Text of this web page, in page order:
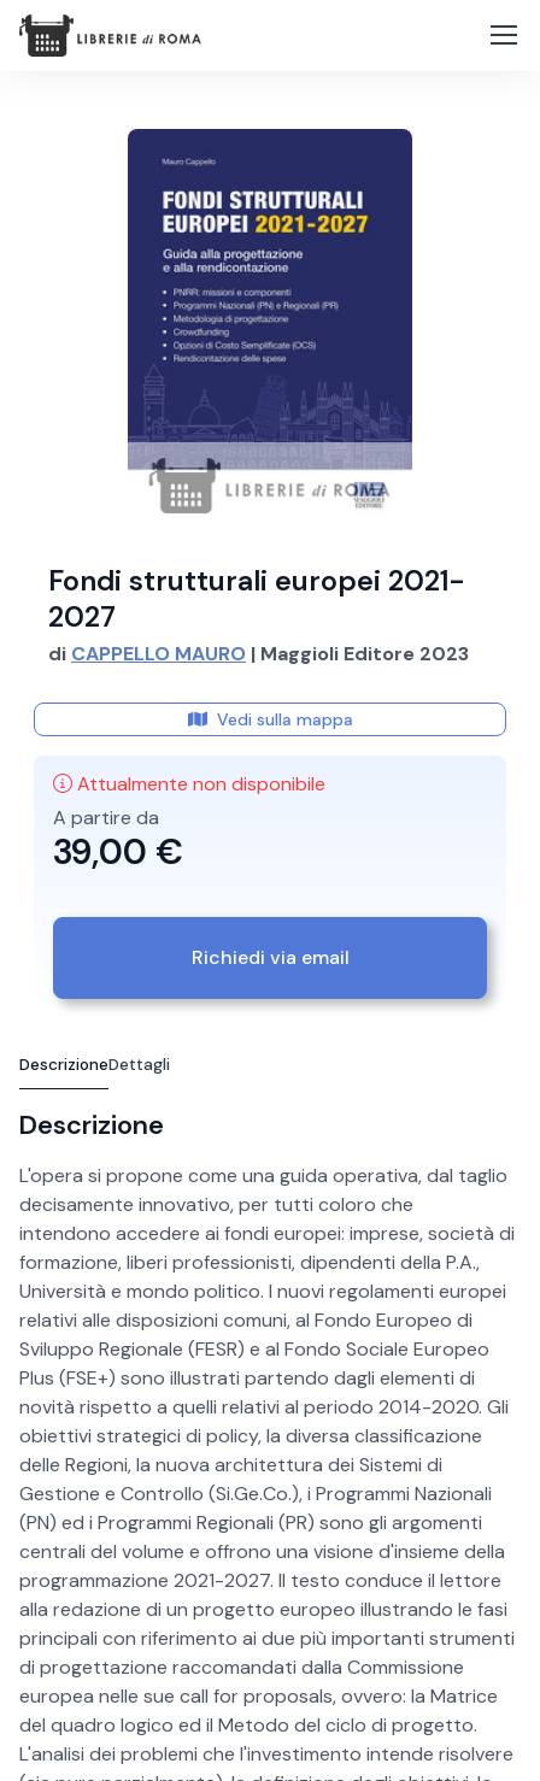
Fondi strutturali europei 2021-
2027
di CAPPELLO MAURO | Maggioli Editore 2023
Vedi sulla mappa
Attualmente non disponibile
A partire da
39,00 €
Richiedi via email
DescrizioneDettagli
Descrizione
L'opera si propone come una guida operativa, dal taglio
decisamente innovativo, per tutti coloro che
intendono accedere ai fondi europei: imprese, società di
formazione, liberi professionisti, dipendenti della P.A.,
Università e mondo politico. I nuovi regolamenti europei
relativi alle disposizioni comuni, al Fondo Europeo di
Sviluppo Regionale (FESR) e al Fondo Sociale Europeo
Plus (FSE+) sono illustrati partendo dagli elementi di
novità rispetto a quelli relativi al periodo 2014-2020. Gli
obiettivi strategici di policy, la diversa classificazione
delle Regioni, la nuova architettura dei Sistemi di
Gestione e Controllo (Si.Ge.Co.), i Programmi Nazionali
(PN) ed i Programmi Regionali (PR) sono gli argomenti
centrali del volume e offrono una visione d'insieme della
programmazione 2021-2027. Il testo conduce il lettore
alla redazione di un progetto europeo illustrando le fasi
principali con riferimento ai due più importanti strumenti
di progettazione raccomandati dalla Commissione
europea nelle sue call for proposals, ovvero: la Matrice
del quadro logico ed il Metodo del ciclo di progetto.
L'analisi dei problemi che l'investimento intende risolvere